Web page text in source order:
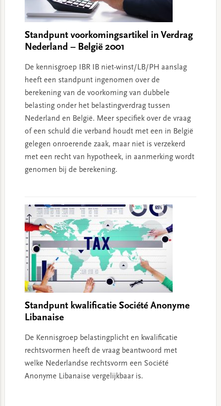
Standpunt voorkomingsartikel in Verdrag
Nederland – België 2001
De kennisgroep IBR IB niet-winst/LB/PH aanslag
heeft een standpunt ingenomen over de
berekening van de voorkoming van dubbele
belasting onder het belastingverdrag tussen
Nederland en België. Meer specifiek over de vraag
of een schuld die verband houdt met een in België
gelegen onroerende zaak, maar niet is verzekerd
met een recht van hypotheek, in aanmerking wordt
genomen bij de berekening.
Standpunt kwalificatie Société Anonyme
Libanaise
De Kennisgroep belastingplicht en kwalificatie
rechtsvormen heeft de vraag beantwoord met
welke Nederlandse rechtsvorm een Société
Anonyme Libanaise vergelijkbaar is.